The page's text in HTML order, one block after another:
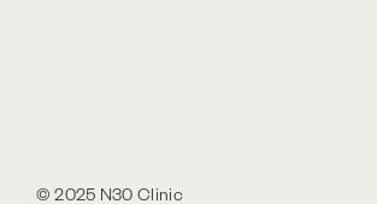
© 2025 N30 Clinic